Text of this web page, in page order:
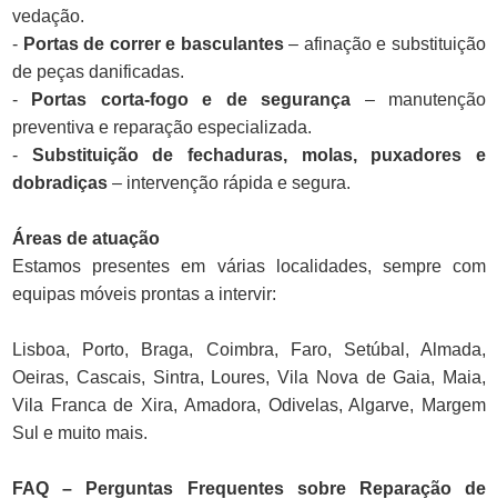
vedação.
- Portas de correr e basculantes– afinação e substituição
de peças danificadas.
-
Portas corta-fogo e de segurança – manutenção
preventiva e reparação especializada.
- Substituição de fechaduras, molas, puxadores e
dobradiças – intervenção rápida e segura.
Áreas de atuação
Estamos presentes em várias localidades, sempre com
equipas móveis prontas a intervir:
Lisboa, Porto, Braga, Coimbra, Faro, Setúbal, Almada,
Oeiras, Cascais, Sintra, Loures, Vila Nova de Gaia, Maia,
Vila Franca de Xira, Amadora, Odivelas, Algarve, Margem
Sul e muito mais.
FAQ – Perguntas Frequentes sobre Reparação de